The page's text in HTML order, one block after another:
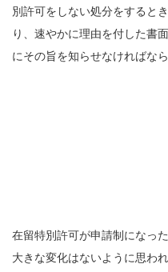
別許可をしない処分をすると
り、速やかに理由を付した書
にその旨を知らせなければな
在留特別許可が申請制になっ
大きな変化はないように思わ